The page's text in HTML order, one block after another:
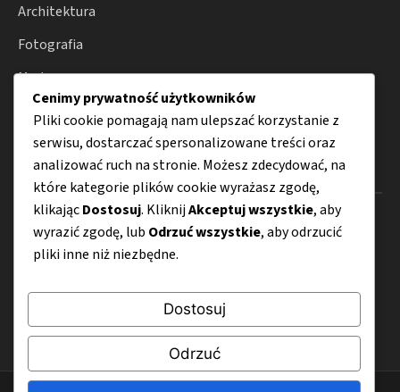
Architektura
Fotografia
Moda
Porady
Menu
Kontakt
Mapa strony
Polityka prywatności
Cenimy prywatność użytkowników
Pliki cookie pomagają nam ulepszać korzystanie z
serwisu, dostarczać spersonalizowane treści oraz
analizować ruch na stronie. Możesz zdecydować, na
które kategorie plików cookie wyrażasz zgodę,
klikającDostosuj. KliknijAkceptuj wszystkie, aby
wyrazić zgodę, lub Odrzuć wszystkie, aby odrzucić
pliki inne niż niezbędne.
Dostosuj
Odrzuć